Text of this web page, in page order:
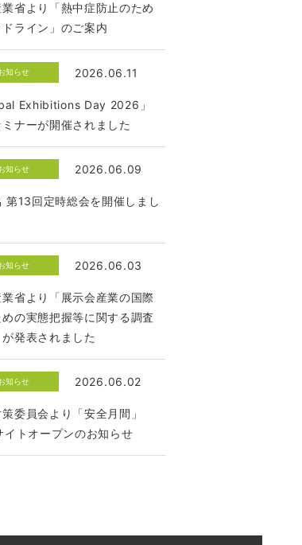
省より「熱中症防止のため
ライン」のご案内
知らせ 2026.06.11
Exhibitions Day 2026」
ナーが開催されました
知らせ 2026.06.09
第13回定時総会を開催しまし
知らせ 2026.06.03
省より「展示会産業の国際
の実態把握等に関する調査
発表されました
知らせ 2026.06.02
委員会より「安全月間」
イトオープンのお知らせ